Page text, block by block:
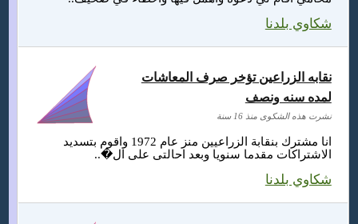
شكاوي بلدنا
انا مشترك بنقابة الزراعيين منز عام 1972 واقوم بتسديد
الاشتراكات مقدما سنويا وبعد احالتى على ال�..
شكاوي بلدنا
نقابه الزراعين تؤخر صرف المعاشات
لمده سنه ونصف
نشرت هذه الشكوى منذ 16 سنة